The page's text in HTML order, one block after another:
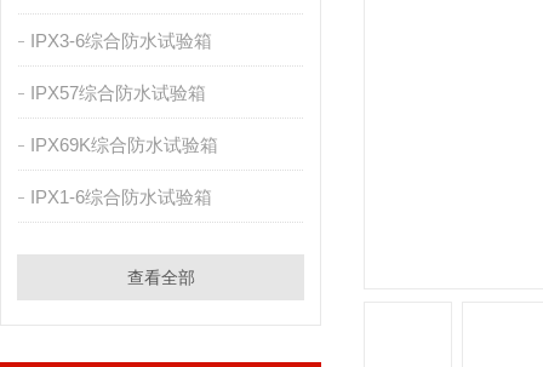
IPX3-6综合防水试验箱
IPX57综合防水试验箱
IPX69K综合防水试验箱
IPX1-6综合防水试验箱
查看全部